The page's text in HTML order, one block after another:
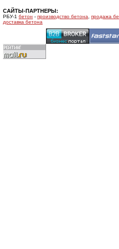
САЙТЫ-ПАРТНЕРЫ:
РБУ-1 бетон - производство бетона
продажа
доставка бетона